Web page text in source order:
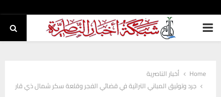
PRIMARY
Home
أخبار الناصرية
جرد وتوثيق المباني التراثية في قضائي الفجر وقلعة سكر شمال ذي قار